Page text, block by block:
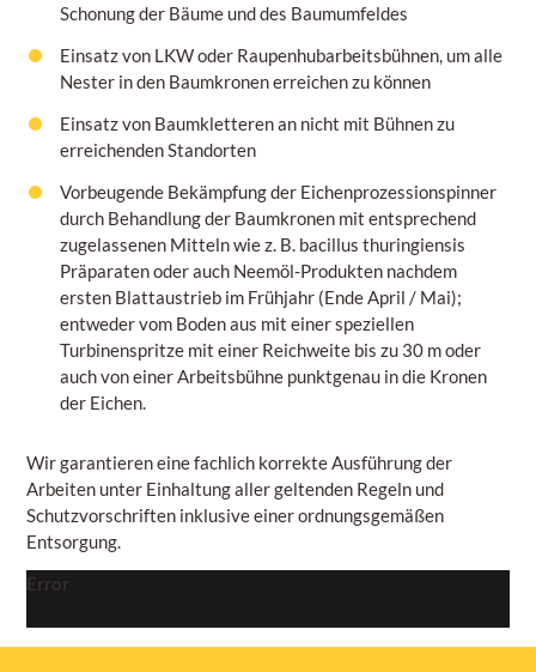
Schonung der Bäume und des Baumumfeldes
Einsatz von LKW oder Raupenhubarbeitsbühnen, um alle
Nester in den Baumkronen erreichen zu können
Einsatz von Baumkletteren an nicht mit Bühnen zu
erreichenden Standorten
Vorbeugende Bekämpfung der Eichenprozessionspinner
durch Behandlung der Baumkronen mit entsprechend
zugelassenen Mitteln wie z. B. bacillus thuringiensis
Präparaten oder auch Neemöl-Produkten nachdem
ersten Blattaustrieb im Frühjahr (Ende April / Mai);
entweder vom Boden aus mit einer speziellen
Turbinenspritze mit einer Reichweite bis zu 30 m oder
auch von einer Arbeitsbühne punktgenau in die Kronen
der Eichen.
Wir garantieren eine fachlich korrekte Ausführung der
Arbeiten unter Einhaltung aller geltenden Regeln und
Schutzvorschriften inklusive einer ordnungsgemäßen
Entsorgung.
Error